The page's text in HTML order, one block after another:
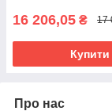
16 206,05 ₴ 17
Купити
Про нас